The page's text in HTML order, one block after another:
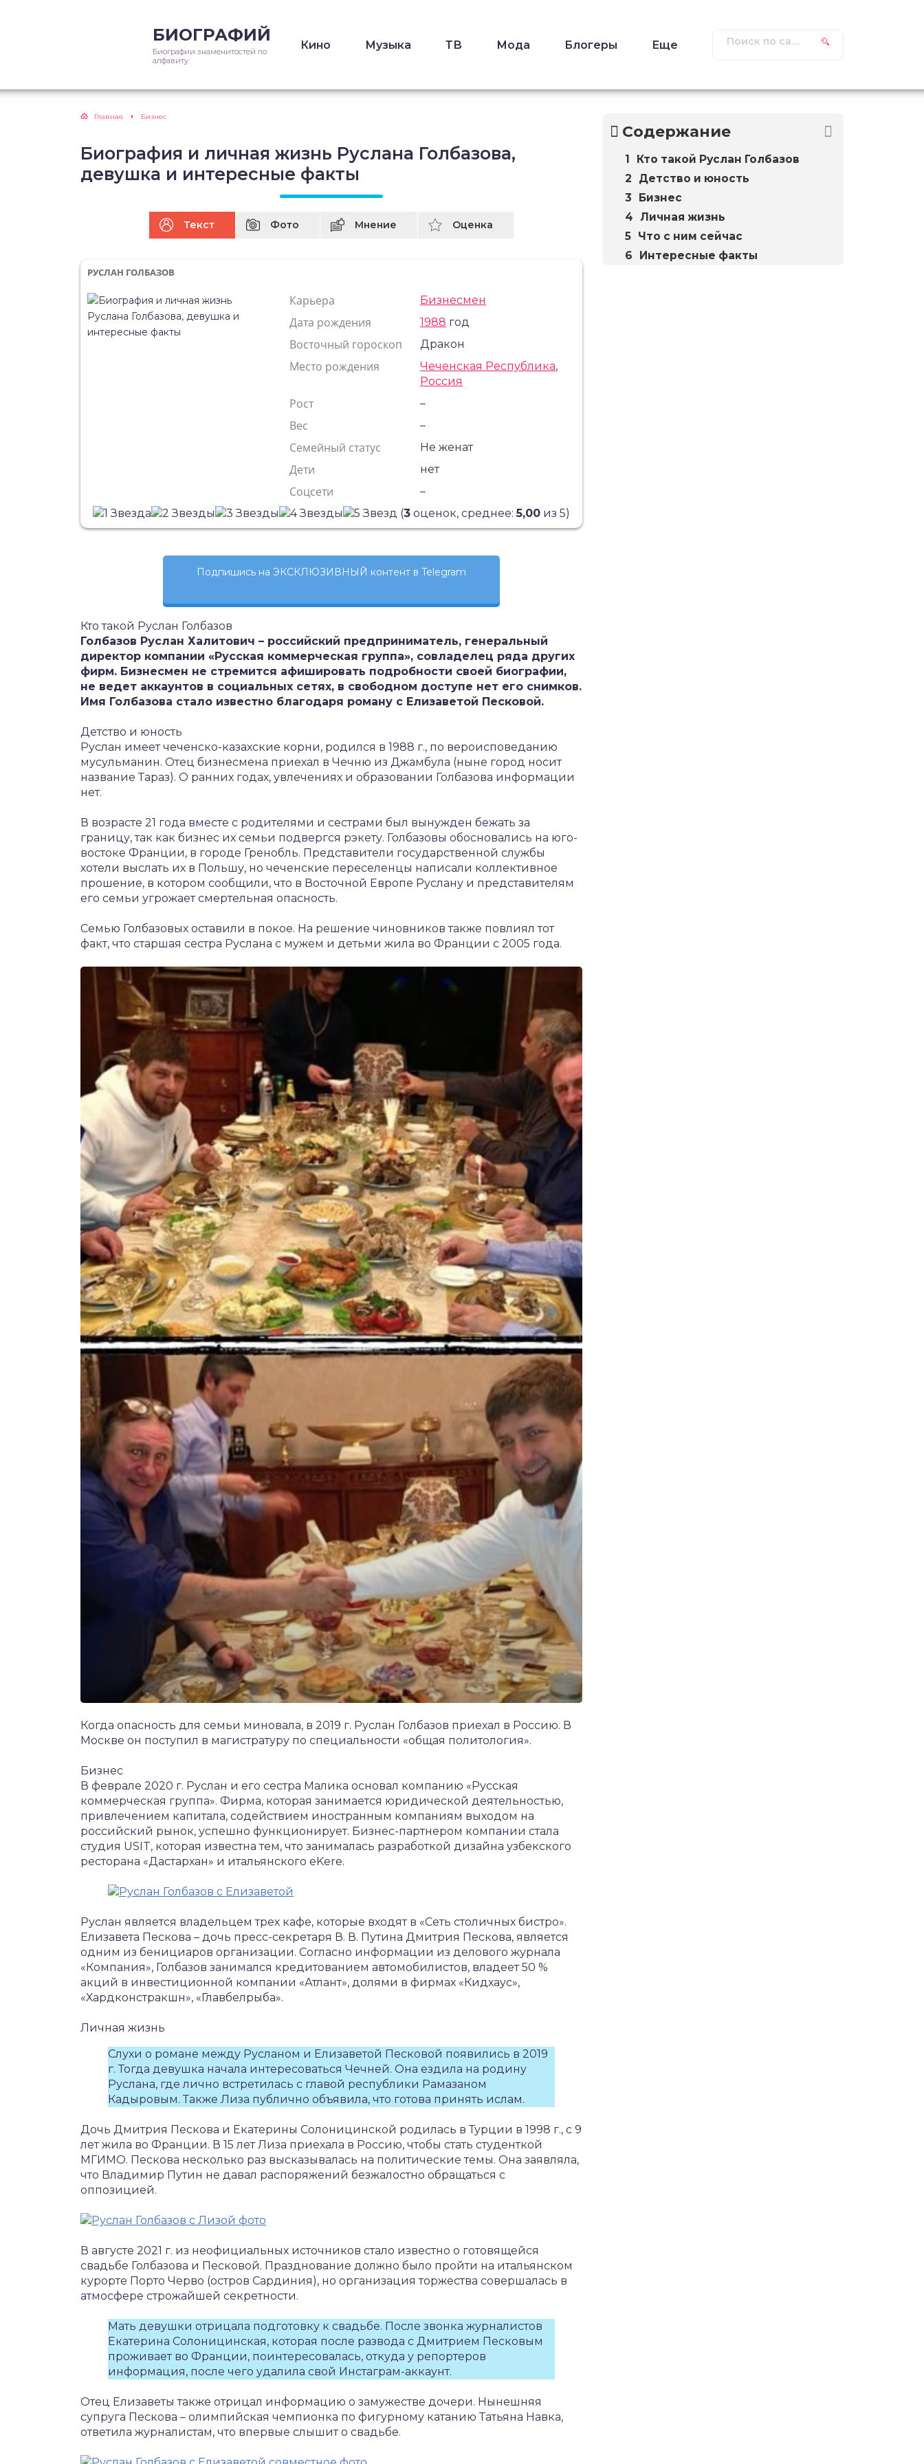
БИОГРАФИЙ
Биографии знаменитостей по
алфавиту
Кино Музыка ТВ Мода Блогеры Еще
Главная Бизнес
Биография и личная жизнь Руслана Голбазова,
девушка и интересные факты
Текст Фото Мнение Оценка
РУСЛАН ГОЛБАЗОВ
Карьера Бизнесмен
Дата рождения 1988 год
Восточный гороскоп Дракон
Место рождения Чеченская Республика,
Россия
Рост –
Вес –
Семейный статус Не женат
Дети нет
Соцсети
–
(3 оценок, среднее:5,00 из 5)
Подпишись на ЭКСКЛЮЗИВНЫЙ контент в Telegram
Кто такой Руслан Голбазов
Голбазов Руслан Халитович – российский предприниматель, генеральный
директор компании «Русская коммерческая группа», совладелец ряда других
фирм. Бизнесмен не стремится афишировать подробности своей биографии,
не ведет аккаунтов в социальных сетях, в свободном доступе нет его снимков.
Имя Голбазова стало известно благодаря роману с Елизаветой Песковой.
Детство и юность
Руслан имеет чеченско-казахские корни, родился в 1988 г., по вероисповеданию
мусульманин. Отец бизнесмена приехал в Чечню из Джамбула (ныне город носит
название Тараз). О ранних годах, увлечениях и образовании Голбазова информации
нет.
В возрасте 21 года вместе с родителями и сестрами был вынужден бежать за
границу, так как бизнес их семьи подвергся рэкету. Голбазовы обосновались на юго-
востоке Франции, в городе Гренобль. Представители государственной службы
хотели выслать их в Польшу, но чеченские переселенцы написали коллективное
прошение, в котором сообщили, что в Восточной Европе Руслану и представителям
его семьи угрожает смертельная опасность.
Семью Голбазовых оставили в покое. На решение чиновников также повлиял тот
факт, что старшая сестра Руслана с мужем и детьми жила во Франции с 2005 года.
Когда опасность для семьи миновала, в 2019 г. Руслан Голбазов приехал в Россию. В
Москве он поступил в магистратуру по специальности «общая политология».
Бизнес
В феврале 2020 г. Руслан и его сестра Малика основал компанию «Русская
коммерческая группа». Фирма, которая занимается юридической деятельностью,
привлечением капитала, содействием иностранным компаниям выходом на
российский рынок, успешно функционирует. Бизнес-партнером компании стала
студия USIT, которая известна тем, что занималась разработкой дизайна узбекского
ресторана «Дастархан» и итальянского eKere.
Руслан является владельцем трех кафе, которые входят в «Сеть столичных бистро».
Елизавета Пескова – дочь пресс-секретаря В. В. Путина Дмитрия Пескова, является
одним из бенициаров организации. Согласно информации из делового журнала
«Компания», Голбазов занимался кредитованием автомобилистов, владеет 50 %
акций в инвестиционной компании «Атлант», долями в фирмах «Кидхаус»,
«Хардконстракшн», «Главбелрыба».
Личная жизнь
Слухи о романе между Русланом и Елизаветой Песковой появились в 2019
г. Тогда девушка начала интересоваться Чечней. Она ездила на родину
Руслана, где лично встретилась с главой республики Рамазаном
Кадыровым. Также Лиза публично объявила, что готова принять ислам.
Дочь Дмитрия Пескова и Екатерины Солоницинской родилась в Турции в 1998 г., с 9
лет жила во Франции. В 15 лет Лиза приехала в Россию, чтобы стать студенткой
МГИМО. Пескова несколько раз высказывалась на политические темы. Она заявляла,
что Владимир Путин не давал распоряжений безжалостно обращаться с
оппозицией.
В августе 2021 г. из неофициальных источников стало известно о готовящейся
свадьбе Голбазова и Песковой. Празднование должно было пройти на итальянском
курорте Порто Черво (остров Сардиния), но организация торжества совершалась в
атмосфере строжайшей секретности.
Мать девушки отрицала подготовку к свадьбе. После звонка журналистов
Екатерина Солоницинская, которая после развода с Дмитрием Песковым
проживает во Франции, поинтересовалась, откуда у репортеров
информация, после чего удалила свой Инстаграм-аккаунт.
Отец Елизаветы также отрицал информацию о замужестве дочери. Нынешняя
супруга Пескова – олимпийская чемпионка по фигурному катанию Татьяна Навка,
ответила журналистам, что впервые слышит о свадьбе.
Содержание
Кто такой Руслан Голбазов
Детство и юность
Бизнес
Личная жизнь
Что с ним сейчас
Интересные факты